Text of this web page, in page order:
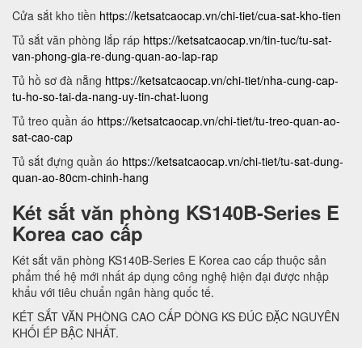
Cửa sắt kho tiền https://ketsatcaocap.vn/chi-tiet/cua-sat-kho-tien
Tủ sắt văn phòng lắp ráp https://ketsatcaocap.vn/tin-tuc/tu-sat-
van-phong-gia-re-dung-quan-ao-lap-rap
Tủ hồ sơ đà nẵng https://ketsatcaocap.vn/chi-tiet/nha-cung-cap-
tu-ho-so-tai-da-nang-uy-tin-chat-luong
Tủ treo quần áo https://ketsatcaocap.vn/chi-tiet/tu-treo-quan-ao-
sat-cao-cap
Tủ sắt đựng quần áo https://ketsatcaocap.vn/chi-tiet/tu-sat-dung-
quan-ao-80cm-chinh-hang
Két sắt văn phòng KS140B-Series E
Korea cao cấp
Két sắt văn phòng KS140B-Series E Korea cao cấp thuộc sản
phẩm thế hệ mới nhất áp dụng công nghệ hiện đại được nhập
khẩu với tiêu chuẩn ngân hàng quốc tế.
KÉT SẮT VĂN PHÒNG CAO CẤP DÒNG KS ĐÚC ĐẶC NGUYÊN
KHỐI ÉP BẬC NHẤT.